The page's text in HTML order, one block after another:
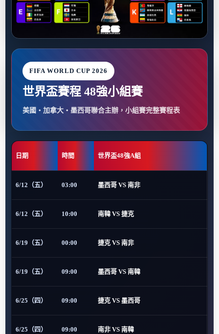
FIFA WORLD CUP 2026
世界盃賽程 48強小組賽
美國・加拿大・墨西哥聯合主辦，小組賽完整賽程表
日期 時間 世界盃48強A組
6/12（五） 03:00 墨西哥 VS 南非
6/12（五） 10:00 南韓 VS 捷克
6/19（五） 00:00 捷克 VS 南非
6/19（五） 09:00 墨西哥 VS 南韓
6/25（四） 09:00 捷克 VS 墨西哥
6/25（四） 09:00 南非 VS 南韓